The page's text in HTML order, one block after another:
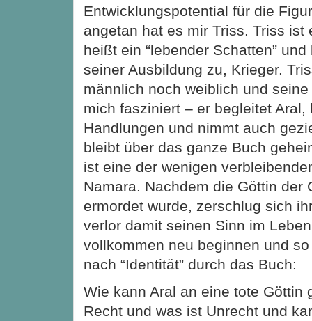
Entwicklungspotential für die
angetan hat es mir Triss. Triss ist
heißt ein “lebender Schatten”
seiner Ausbildung zu, Krieger.
männlich noch weiblich und
mich fasziniert – er begleitet Aral,
Handlungen und nimmt auch
bleibt über das ganze Buch
ist eine der wenigen
Namara. Nachdem die Göttin der
ermordet wurde, zerschlug sich
verlor damit seinen Sinn im
vollkommen neu beginnen und
nach “Identität” durch das Buch:
Wie kann Aral an eine tote Göttin
Recht und was ist Unrecht und